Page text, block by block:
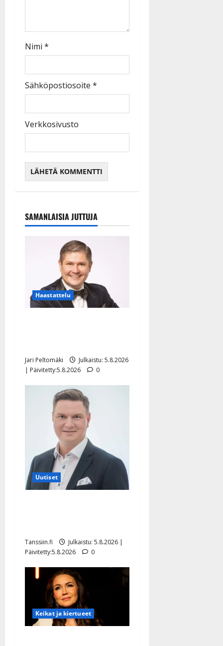
Nimi *
Sähköpostiosoite *
Verkkosivusto
SAMANLAISIA JUTTUJA
Haastattelu
Jari Peltomäki
Julkaistu: 5.8.2026
| Päivitetty:5.8.2026
0
Uutiset
Tanssiin.fi
Julkaistu: 5.8.2026 |
Päivitetty:5.8.2026
0
Keikat ja kiertueet